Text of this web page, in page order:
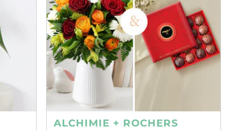
ALCHIMIE + ROCHERS